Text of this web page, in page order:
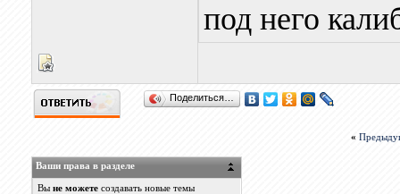
под него
Поделиться…
«
Ваши права в разделе
Вы не можетесоздавать новые темы